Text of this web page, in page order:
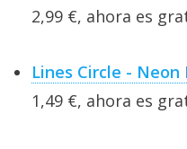
2,99 €, ahora es
Lines Circle - Neon
1,49 €, ahora es